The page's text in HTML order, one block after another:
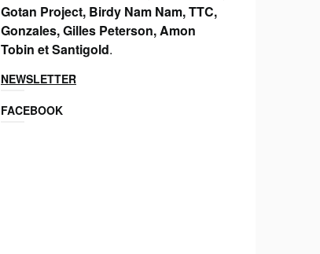
Gotan Project, Birdy Nam Nam, TTC,
Gonzales, Gilles Peterson, Amon
Tobin et Santigold.
NEWSLETTER
FACEBOOK